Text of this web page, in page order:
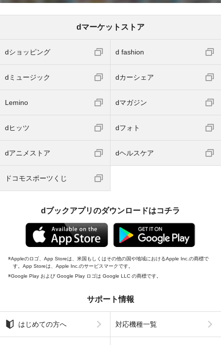
dマーケットストア
dショッピング d fashion
dミュージック dカーシェア
Lemino dマガジン
dヒッツ dフォト
dアニメストア dヘルスケア
ドコモスポーツくじ
dブックアプリのダウンロードはコチラ
Appleのロゴ、App Storeは、米国もしくはその他の国や地域におけるApple Inc.の商標で
す。App Storeは、Apple Inc.のサービスマークです。
Google Play および Google Play ロゴは Google LLC の商標です。
サポート情報
はじめての方へ 対応機種一覧